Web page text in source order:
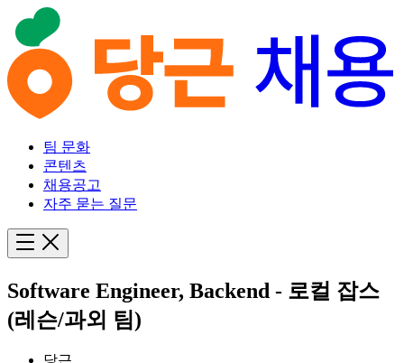
팀 문화
콘텐츠
채용공고
자주 묻는 질문
Software Engineer, Backend - 로컬 잡스
(레슨/과외 팀)